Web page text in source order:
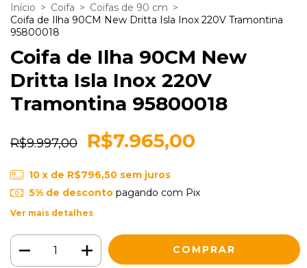
Início > Coifa > Coifas de 90 cm >
Coifa de Ilha 90CM New Dritta Isla Inox 220V Tramontina
95800018
Coifa de Ilha 90CM New
Dritta Isla Inox 220V
Tramontina 95800018
R$9.997,00 R$7.965,00
10 x de R$796,50 sem juros
5% de descontopagando com Pix
Ver mais detalhes